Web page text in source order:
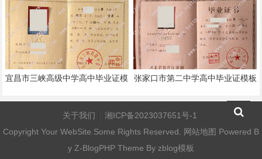
宜昌市三峡高级中学高中毕业证模
张家口市第二中学高中毕业证模板
关于我们
湘ICP备2023037651号-1
Copyright Your WebSite.Some Rights Reserved. 网站地图 Powered B
y Z-BlogPHPTheme By zblog模板